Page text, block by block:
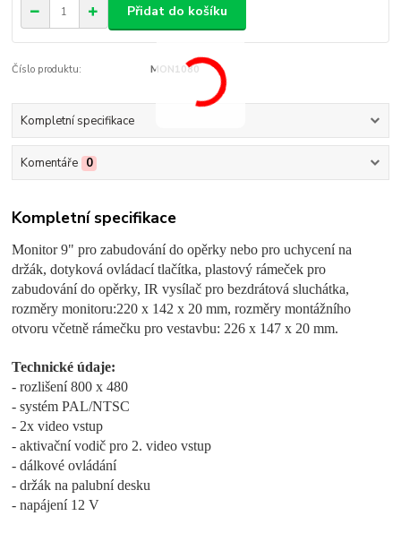
Přidat do košíku
Číslo produktu: MON1080
Kompletní specifikace
Komentáře 0
Kompletní specifikace
Monitor 9" pro zabudování do opěrky nebo pro uchycení na
držák, dotyková ovládací tlačítka, plastový rámeček pro
zabudování do opěrky, IR vysílač pro bezdrátová sluchátka,
rozměry monitoru:220 x 142 x 20 mm, rozměry montážního
otvoru včetně rámečku pro vestavbu: 226 x 147 x 20 mm.
Technické údaje:
- rozlišení 800 x 480
- systém PAL/NTSC
- 2x video vstup
- aktivační vodič pro 2. video vstup
- dálkové ovládání
- držák na palubní desku
- napájení 12 V